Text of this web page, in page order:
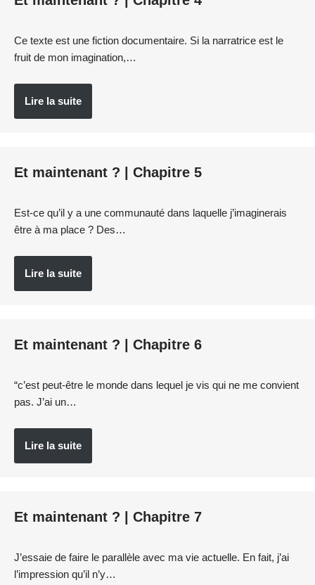
Ce texte est une fiction documentaire. Si la narratrice est le
fruit de mon imagination,…
Lire la suite
Et maintenant ? | Chapitre 5
Est-ce qu’il y a une communauté dans laquelle j’imaginerais
être à ma place ? Des…
Lire la suite
Et maintenant ? | Chapitre 6
“c’est peut-être le monde dans lequel je vis qui ne me convient
pas. J’ai un…
Lire la suite
Et maintenant ? | Chapitre 7
J’essaie de faire le parallèle avec ma vie actuelle. En fait, j’ai
l’impression qu’il n’y…